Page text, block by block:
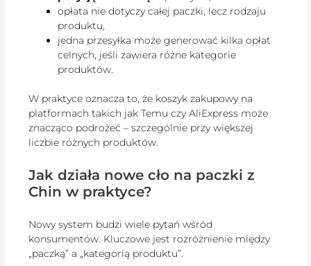
opłata nie dotyczy całej paczki, lecz rodzaju
produktu,
jedna przesyłka może generować kilka opłat
celnych, jeśli zawiera różne kategorie
produktów.
W praktyce oznacza to, że koszyk zakupowy na
platformach takich jak Temu czy AliExpress może
znacząco podrożeć – szczególnie przy większej
liczbie różnych produktów.
Jak działa nowe cło na paczki z
Chin w praktyce?
Nowy system budzi wiele pytań wśród
konsumentów. Kluczowe jest rozróżnienie między
„paczką” a „kategorią produktu”.